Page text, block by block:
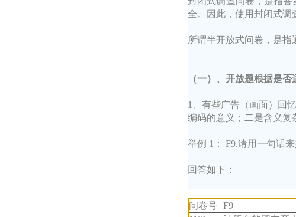
全。因此，使用封闭式调
所谓半开放式问卷，是
（一）、开放题根据是
1、有些广告（画面）回
编码的意义；二是含义
举例 1： F9.请用一句话
回答如下：
问卷号 F9